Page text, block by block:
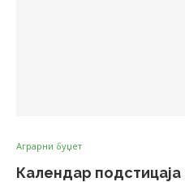
Аграрни буџет
Календар подстицаја